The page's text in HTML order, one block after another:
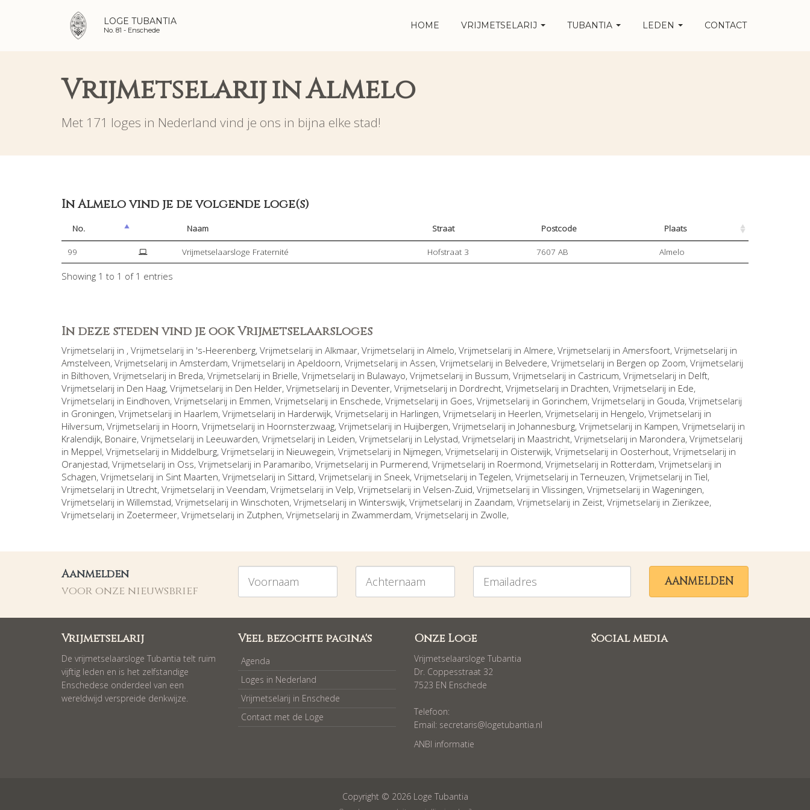
LOGE TUBANTIA
No. 81 - Enschede HOME VRIJMETSELARIJ TUBANTIA LEDEN CONTACT
Vrijmetselarij in Almelo
Met 171 loges in Nederland vind je ons in bijna elke stad!
In Almelo vind je de volgende loge(s)
No. Naam Straat Postcode Plaats
99 Vrijmetselaarsloge Fraternité Hofstraat 3 7607 AB Almelo
Showing 1 to 1 of 1 entries
In deze steden vind je ook Vrijmetselaarsloges
Vrijmetselarij in , Vrijmetselarij in 's-Heerenberg, Vrijmetselarij in Alkmaar, Vrijmetselarij in Almelo, Vrijmetselarij in Almere, Vrijmetselarij in Amersfoort, Vrijmetselarij in
Amstelveen, Vrijmetselarij in Amsterdam, Vrijmetselarij in Apeldoorn, Vrijmetselarij in Assen, Vrijmetselarij in Belvedere, Vrijmetselarij in Bergen op Zoom, Vrijmetselarij
in Bilthoven, Vrijmetselarij in Breda, Vrijmetselarij in Brielle, Vrijmetselarij in Bulawayo, Vrijmetselarij in Bussum, Vrijmetselarij in Castricum, Vrijmetselarij in Delft,
Vrijmetselarij in Den Haag, Vrijmetselarij in Den Helder, Vrijmetselarij in Deventer, Vrijmetselarij in Dordrecht, Vrijmetselarij in Drachten, Vrijmetselarij in Ede,
Vrijmetselarij in Eindhoven, Vrijmetselarij in Emmen, Vrijmetselarij in Enschede, Vrijmetselarij in Goes, Vrijmetselarij in Gorinchem, Vrijmetselarij in Gouda, Vrijmetselarij
in Groningen, Vrijmetselarij in Haarlem, Vrijmetselarij in Harderwijk, Vrijmetselarij in Harlingen, Vrijmetselarij in Heerlen, Vrijmetselarij in Hengelo, Vrijmetselarij in
Hilversum, Vrijmetselarij in Hoorn, Vrijmetselarij in Hoornsterzwaag, Vrijmetselarij in Huijbergen, Vrijmetselarij in Johannesburg, Vrijmetselarij in Kampen, Vrijmetselarij in
Kralendijk, Bonaire, Vrijmetselarij in Leeuwarden, Vrijmetselarij in Leiden, Vrijmetselarij in Lelystad, Vrijmetselarij in Maastricht, Vrijmetselarij in Marondera, Vrijmetselarij
in Meppel, Vrijmetselarij in Middelburg, Vrijmetselarij in Nieuwegein, Vrijmetselarij in Nijmegen, Vrijmetselarij in Oisterwijk, Vrijmetselarij in Oosterhout, Vrijmetselarij in
Oranjestad, Vrijmetselarij in Oss, Vrijmetselarij in Paramaribo, Vrijmetselarij in Purmerend, Vrijmetselarij in Roermond, Vrijmetselarij in Rotterdam, Vrijmetselarij in
Schagen, Vrijmetselarij in Sint Maarten, Vrijmetselarij in Sittard, Vrijmetselarij in Sneek, Vrijmetselarij inTegelen, Vrijmetselarij inTerneuzen, Vrijmetselarij inTiel,
Vrijmetselarij in Utrecht, Vrijmetselarij in Veendam, Vrijmetselarij in Velp, Vrijmetselarij in Velsen-Zuid, Vrijmetselarij in Vlissingen, Vrijmetselarij in Wageningen,
Vrijmetselarij in Willemstad, Vrijmetselarij in Winschoten, Vrijmetselarij in Winterswijk, Vrijmetselarij in Zaandam, Vrijmetselarij in Zeist, Vrijmetselarij in Zierikzee,
Vrijmetselarij in Zoetermeer, Vrijmetselarij in Zutphen, Vrijmetselarij in Zwammerdam, Vrijmetselarij in Zwolle,
Aanmelden
voor onze nieuwsbrief
AANMELDEN
Vrijmetselarij
De vrijmetselaarsloge Tubantia telt ruim
vijftig leden en is het zelfstandige
Enschedese onderdeel van een
wereldwijd verspreide denkwijze.
Veel bezochte pagina's
Agenda
Loges in Nederland
Vrijmetselarij in Enschede
Contact met de Loge
Onze Loge
Vrijmetselaarsloge Tubantia
Dr. Coppesstraat 32
7523 EN Enschede
Telefoon:
Email: secretaris@logetubantia.nl
ANBI informatie
Social media
Copyright © 2026 Loge Tubantia